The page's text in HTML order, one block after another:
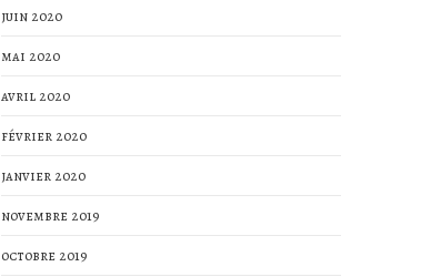
juin 2020
mai 2020
avril 2020
février 2020
janvier 2020
novembre 2019
octobre 2019